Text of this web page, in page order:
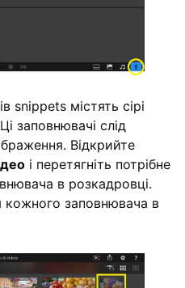
snippets містять сірі
заповнювачі слід
Відкрийте
і перетягніть потрібне
в розкадровці.
кожного заповнювача в